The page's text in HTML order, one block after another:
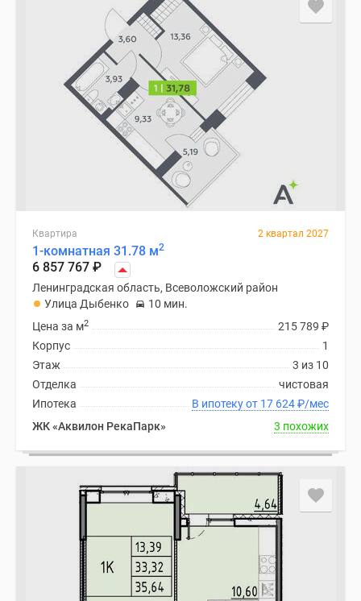
Квартира 2 квартал 2027
1-комнатная 31.78 м2
6 857 767 ₽
Ленинградская область, Всеволожский район
Улица Дыбенко
10 мин.
215 789 ₽
Цена за м2
1
Корпус
3 из 10
Этаж
чистовая
Отделка
В ипотеку от 17 624₽/мес
Ипотека
ЖК «Аквилон РекаПарк»
3 похожих